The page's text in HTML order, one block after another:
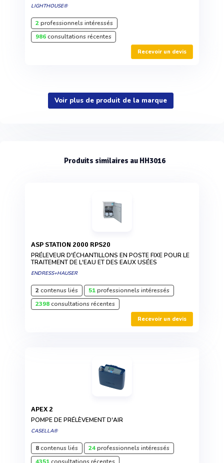
LIGHTHOUSE®
2professionnels intéressés
986consultations récentes
Recevoir un devis
Voir plus de produit de la marque
Produits similaires au HH3016
ASP STATION 2000 RPS20
PRÉLEVEUR D'ÉCHANTILLONS EN POSTE FIXE POUR LE
TRAITEMENT DE L'EAU ET DES EAUX USÉES
ENDRESS+HAUSER
2contenus liés 51professionnels intéressés
2398consultations récentes
Recevoir un devis
APEX 2
POMPE DE PRÉLÈVEMENT D'AIR
CASELLA®
8contenus liés 24professionnels intéressés